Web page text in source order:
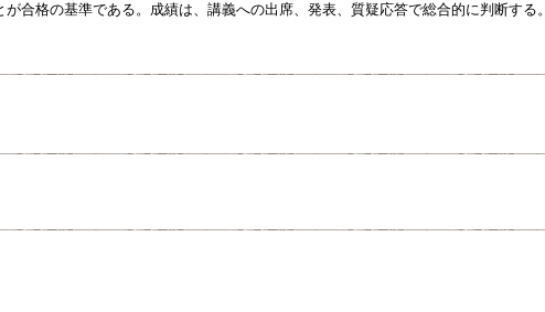
合格の基準である。成績は、講義への出席、発表、質疑応答で総合的に判断する。